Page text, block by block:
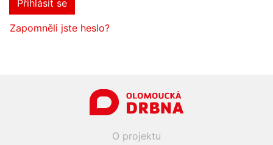
Přihlásit se
Zapomněli jste heslo?
O projektu